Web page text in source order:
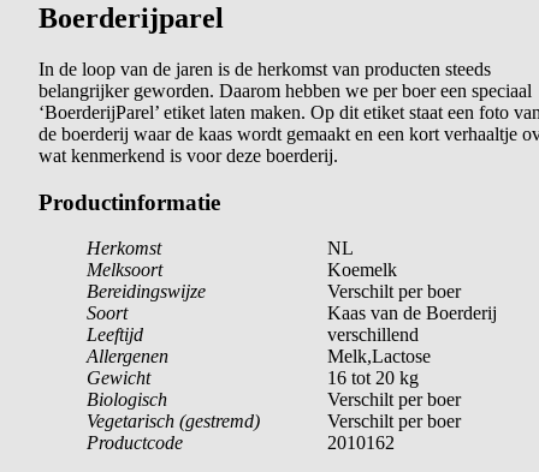
Boerderijparel
In de loop van de jaren is de herkomst van producten steeds
belangrijker geworden. Daarom hebben we per boer een speciaal
‘BoerderijParel’ etiket laten maken. Op dit etiket staat een foto
de boerderij waar de kaas wordt gemaakt en een kort verhaaltje
wat kenmerkend is voor deze boerderij.
Productinformatie
Herkomst
NL
Melksoort
Koemelk
Bereidingswijze
Verschilt per boer
Soort
Kaas van de Boerderij
Leeftijd
verschillend
Allergenen
Melk,Lactose
Gewicht
16 tot 20 kg
Biologisch
Verschilt per boer
Vegetarisch (gestremd)
Verschilt per boer
Productcode
2010162